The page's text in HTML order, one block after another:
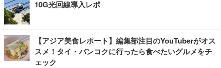
10G光回線導入レポ
【アジア美食レポート】編集部注目のYouTuberがオス
スメ！タイ・バンコクに行ったら食べたいグルメをチ
ェック